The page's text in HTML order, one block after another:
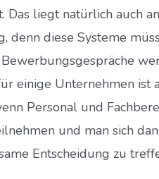
Das liegt natürlich auch an
denn diese Systeme
einige Unternehmen ist
Personal und
und man sich
Entscheidung zu